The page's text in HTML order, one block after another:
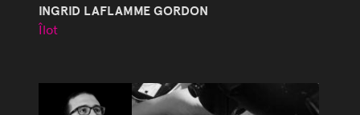
INGRID LAFLAMME GORDON
Îlot